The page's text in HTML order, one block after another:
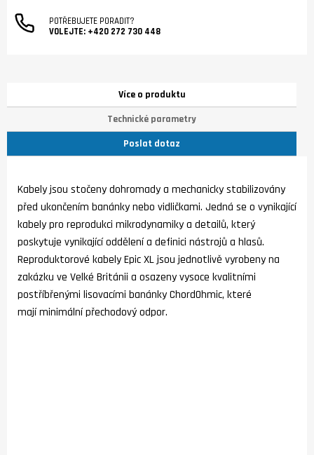
POTŘEBUJETE PORADIT?
VOLEJTE: +420 272 730 448
Více o produktu
Technické parametry
Poslat dotaz
Kabely jsou stočeny dohromady a mechanicky stabilizovány
před ukončením banánky nebo vidličkami. Jedná se o vynikající
kabely pro reprodukci mikrodynamiky a detailů, který
poskytuje vynikající oddělení a definici nástrojů a hlasů.
Reproduktorové kabely Epic XL jsou jednotlivě vyrobeny na
zakázku ve Velké Británii a osazeny vysoce kvalitními
postříbřenými lisovacími banánky ChordOhmic, které
mají minimální přechodový odpor.